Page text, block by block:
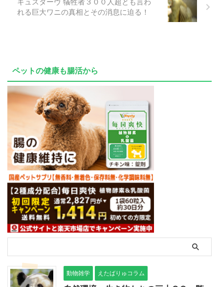
れる巨大ワニの真相とその消息に迫る！
ペットの健康も腸活から
動物雑学 えたばりゅコラム